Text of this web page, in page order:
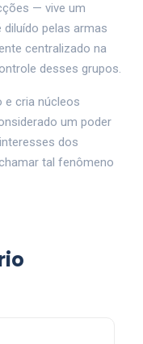
— vive um
pelas armas
centralizado na
desses grupos.
e cria núcleos
um poder
dos
tal fenômeno